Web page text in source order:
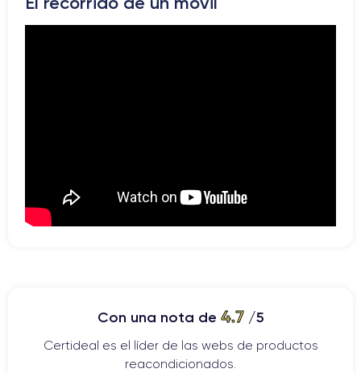
Con una nota de 4.7/5
Certideal es el líder de las webs de productos
reacondicionados.